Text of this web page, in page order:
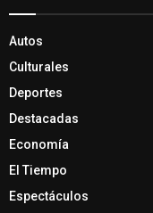
Autos
Culturales
Deportes
Destacadas
Economía
El Tiempo
Espectáculos